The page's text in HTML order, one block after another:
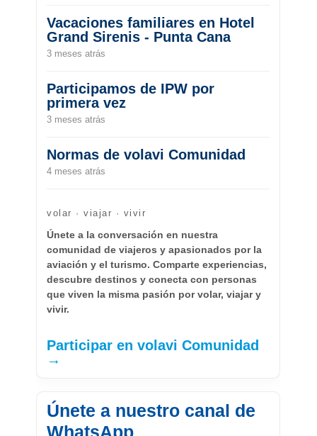
Vacaciones familiares en Hotel
Grand Sirenis - Punta Cana
3 meses atrás
Participamos de IPW por
primera vez
3 meses atrás
Normas de volavi Comunidad
4 meses atrás
volar · viajar · vivir
Únete a la conversación en nuestra
comunidad de viajeros y apasionados por la
aviación y el turismo. Comparte experiencias,
descubre destinos y conecta con personas
que viven la misma pasión por volar, viajar y
vivir.
Participar en volavi Comunidad
→
Únete a nuestro canal de
WhatsApp